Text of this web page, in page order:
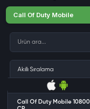
Call Of Duty Mobile
Call Of Duty Mobile 10800